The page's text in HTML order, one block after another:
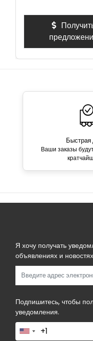
Быстрая
Ваши заказы
Я хочу получать
объявлениях и
Подпишитесь, чтобы
уведомления.